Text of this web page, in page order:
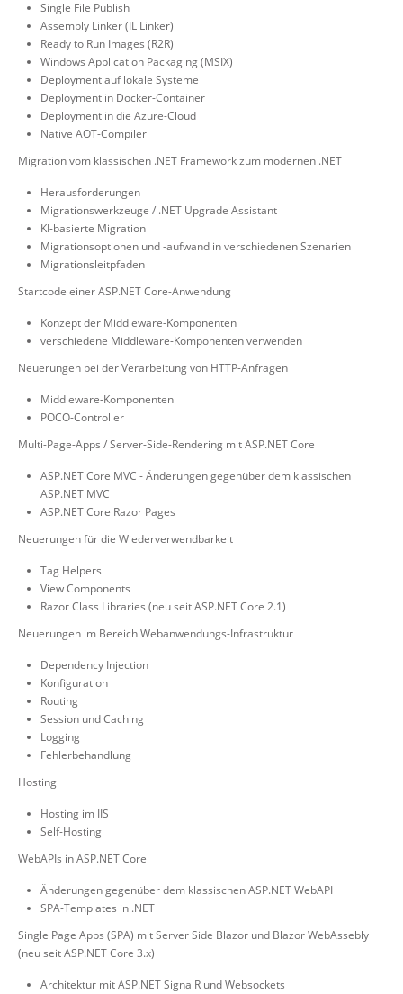
Single File Publish
Assembly Linker (IL Linker)
Ready to Run Images (R2R)
Windows Application Packaging (MSIX)
Deployment auf lokale Systeme
Deployment in Docker-Container
Deployment in die Azure-Cloud
Native AOT-Compiler
Migration vom klassischen .NET Framework zum modernen .NET
Herausforderungen
Migrationswerkzeuge / .NET Upgrade Assistant
KI-basierte Migration
Migrationsoptionen und -aufwand in verschiedenen Szenarien
Migrationsleitpfaden
Startcode einer ASP.NET Core-Anwendung
Konzept der Middleware-Komponenten
verschiedene Middleware-Komponenten verwenden
Neuerungen bei der Verarbeitung von HTTP-Anfragen
Middleware-Komponenten
POCO-Controller
Multi-Page-Apps / Server-Side-Rendering mit ASP.NET Core
ASP.NET Core MVC - Änderungen gegenüber dem klassischen
ASP.NET MVC
ASP.NET Core Razor Pages
Neuerungen für die Wiederverwendbarkeit
Tag Helpers
View Components
Razor Class Libraries (neu seit ASP.NET Core 2.1)
Neuerungen im Bereich Webanwendungs-Infrastruktur
Dependency Injection
Konfiguration
Routing
Session und Caching
Logging
Fehlerbehandlung
Hosting
Hosting im IIS
Self-Hosting
WebAPIs in ASP.NET Core
Änderungen gegenüber dem klassischen ASP.NET WebAPI
SPA-Templates in .NET
Single Page Apps (SPA) mit Server Side Blazor und Blazor WebAssebly
(neu seit ASP.NET Core 3.x)
Architektur mit ASP.NET SignalR und Websockets